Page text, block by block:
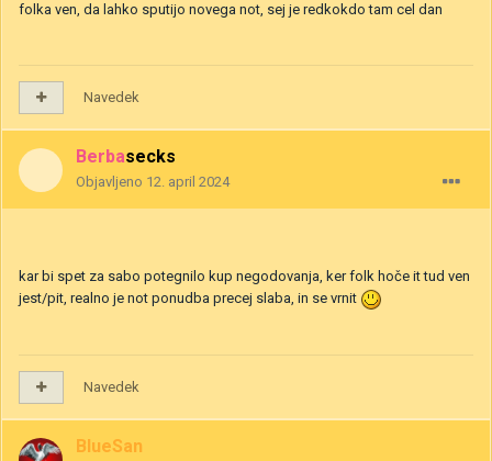
folka ven, da lahko sputijo novega not, sej je redkokdo tam cel dan
Navedek
Berbasecks
Objavljeno 12. april 2024
kar bi spet za sabo potegnilo kup negodovanja, ker folk hoče it tud ven
jest/pit, realno je not ponudba precej slaba, in se vrnit
Navedek
BlueSan